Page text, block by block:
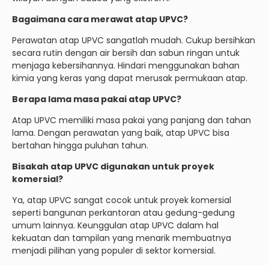
Bagaimana cara merawat atap UPVC?
Perawatan atap UPVC sangatlah mudah. Cukup bersihkan
secara rutin dengan air bersih dan sabun ringan untuk
menjaga kebersihannya. Hindari menggunakan bahan
kimia yang keras yang dapat merusak permukaan atap.
Berapa lama masa pakai atap UPVC?
Atap UPVC memiliki masa pakai yang panjang dan tahan
lama. Dengan perawatan yang baik, atap UPVC bisa
bertahan hingga puluhan tahun.
Bisakah atap UPVC digunakan untuk proyek
komersial?
Ya, atap UPVC sangat cocok untuk proyek komersial
seperti bangunan perkantoran atau gedung-gedung
umum lainnya. Keunggulan atap UPVC dalam hal
kekuatan dan tampilan yang menarik membuatnya
menjadi pilihan yang populer di sektor komersial.